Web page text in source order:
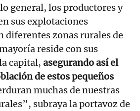
general, los productores y
sus explotaciones
diferentes zonas rurales de
reside con sus
capital, asegurando así el
de estos pequeños
muchas de nuestras
subraya la portavoz de